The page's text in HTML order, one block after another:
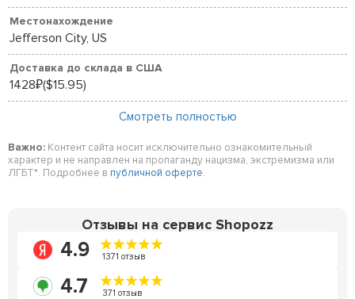
Местонахождение
Jefferson City, US
Доставка до склада в США
1428₽($15.95)
Смотреть полностью
Важно: Контент сайта носит исключительно ознакомительный
характер и не направлен на пропаганду нацизма, экстремизма или
ЛГБТ*. Подробнее в публичной оферте.
Отзывы на сервис Shopozz
4.9 1371 отзыв
4.7 371 отзыв